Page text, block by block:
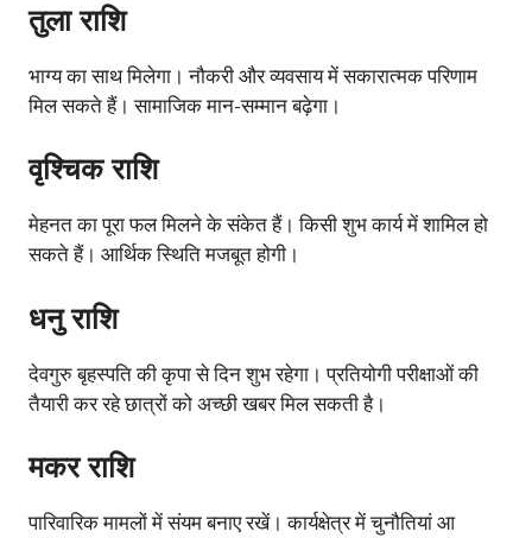
तुला राशि
भाग्य का साथ मिलेगा। नौकरी और व्यवसाय में सकारात्मक परिणाम
मिल सकते हैं। सामाजिक मान-सम्मान बढ़ेगा।
वृश्चिक राशि
मेहनत का पूरा फल मिलने के संकेत हैं। किसी शुभ कार्य में शामिल हो
सकते हैं। आर्थिक स्थिति मजबूत होगी।
धनु राशि
देवगुरु बृहस्पति की कृपा से दिन शुभ रहेगा। प्रतियोगी परीक्षाओं की
तैयारी कर रहे छात्रों को अच्छी खबर मिल सकती है।
मकर राशि
पारिवारिक मामलों में संयम बनाए रखें। कार्यक्षेत्र में चुनौतियां आ